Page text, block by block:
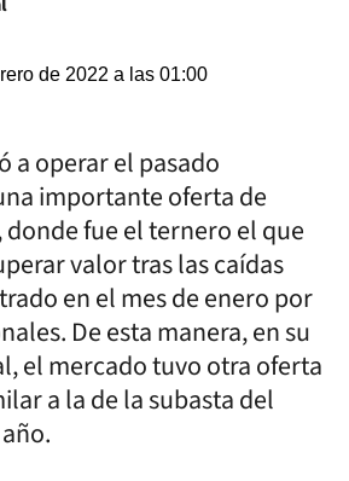
de 2022 a las 01:00
a operar el pasado
importante oferta de
donde fue el ternero el que
valor tras las caídas
en el mes de enero por
De esta manera, en su
el mercado tuvo otra oferta
a la de la subasta del